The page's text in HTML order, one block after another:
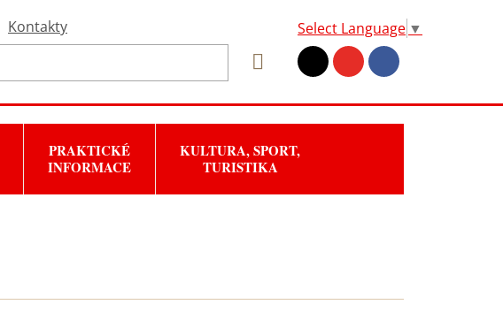
Kontakty Select Language ▼
PRAKTICKÉ
INFORMACE
KULTURA, SPORT,
TURISTIKA